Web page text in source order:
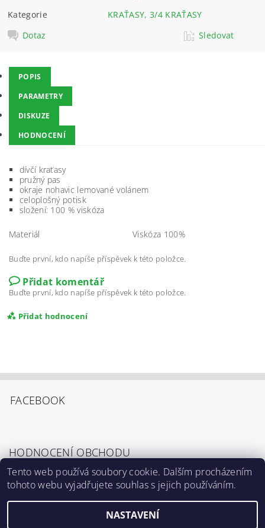
Kategorie
KRAŤASY, 3/4 KRAŤASY
Dotaz
Sledovat
POPIS
PARAMETRY
DISKUZE
HODNOCENÍ
dívčí kraťasy
pružný pas
okraje nohavic lemované volánem
celoplošný potisk
složení: 100 % viskóza
Materiál Viskóza 100%
Buďte první, kdo napíše příspěvek k této položce.
Přidat komentář
Buďte první, kdo napíše příspěvek k této položce.
Přidat hodnocení
Souhlasím sPodmínkami ochrany osobních
FACEBOOK
HODNOCENÍ OBCHODU
Zobrazit všechna hodnocení obchodu
Tento web používá soubory cookie. Dalším procházením
tohoto webu vyjadřujete souhlas s jejich používáním.
NASTAVENÍ